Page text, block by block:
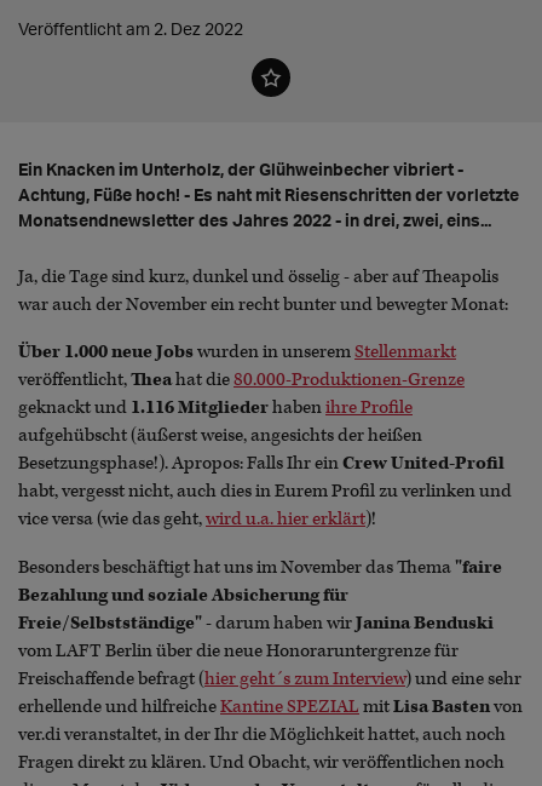
Veröffentlicht am 2. Dez 2022
Ein Knacken im Unterholz, der Glühweinbecher vibriert -
Achtung, Füße hoch! - Es naht mit Riesenschritten der vorletzte
Monatsendnewsletter des Jahres 2022 - in drei, zwei, eins...
Ja, die Tage sind kurz, dunkel und össelig - aber auf Theapolis
war auch der November ein recht bunter und bewegter Monat:
Über 1.000 neueJobswurden in unseremStellenmarkt
veröffentlicht,Theahat die80.000-Produktionen-Grenze
geknackt und 1.116 Mitgliederhabenihre Profile
aufgehübscht (äußerst weise, angesichts der heißen
Besetzungsphase!). Apropos: Falls Ihr einCrew United-Profil
habt, vergesst nicht, auch dies in Eurem Profil zu verlinken und
vice versa (wie das geht,wird u.a. hier erklärt)!
Besonders beschäftigt hat uns im November das Thema"faire
Bezahlung und soziale Absicherung für
Freie/Selbstständige"- darum haben wirJanina Benduski
vom LAFT Berlin über die neue Honoraruntergrenze für
Freischaffende befragt (hier geht´s zum Interview) und eine sehr
erhellende und hilfreicheKantine SPEZIAL mitLisa Bastenvon
ver.di veranstaltet, in der Ihr die Möglichkeit hattet, auch noch
Fragen direkt zu klären. Und Obacht, wir veröffentlichen noch